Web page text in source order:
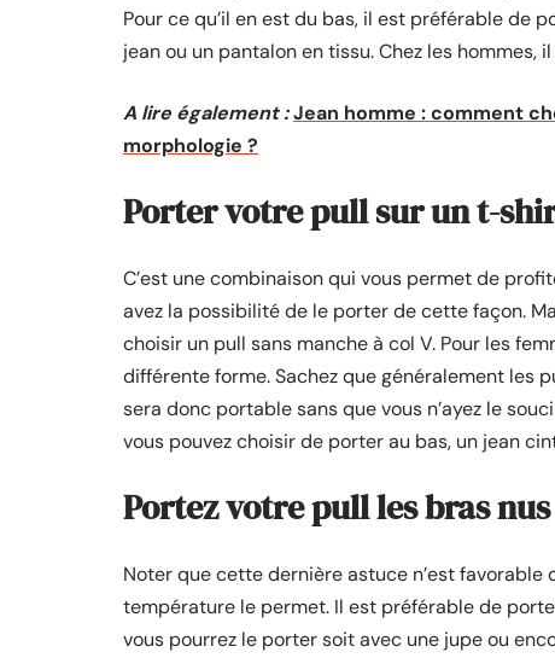
Pour ce qu’il en est du bas, il est préférable de
jean ou un pantalon en tissu. Chez les
A lire également :Jean homme : comment
morphologie ?
Porter votre pull sur un t-
C’est une combinaison qui vous permet de
avez la possibilité de le porter de cette façon.
choisir un pull sans manche à col V. Pour les
différente forme. Sachez que généralement les
sera donc portable sans que vous n’ayez le
vous pouvez choisir de porter au bas, un jean
Portez votre pull les bras nus
Noter que cette dernière astuce n’est favorable
température le permet. Il est préférable de
vous pourrez le porter soit avec une jupe ou